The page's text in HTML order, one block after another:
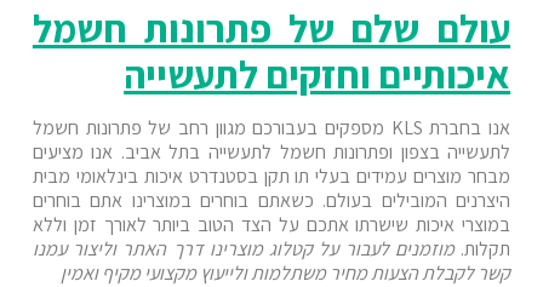
עולם שלם של פתרונות חשמל
איכותיים וחזקים לתעשייה
אנו בחברת KLS מספקים בעבורכם מגוון רחב של פתרונות חשמל
לתעשייה בצפון ופתרונות חשמל לתעשייה בתל אביב. אנו מציעים
מבחר מוצרים עמידים בעלי תו תקן בסטנדרט איכות בינלאומי מבית
היצרנים המובילים בעולם. כשאתם בוחרים במוצרינו אתם בוחרים
במוצרי איכות שישרתו אתכם על הצד הטוב ביותר לאורך זמן וללא
תקלות.מוזמנים לעבור על קטלוג מוצרינו דרך האתר וליצור עמנו
קשר לקבלת הצעות מחיר משתלמות ולייעוץ מקצועי מקיף ואמין